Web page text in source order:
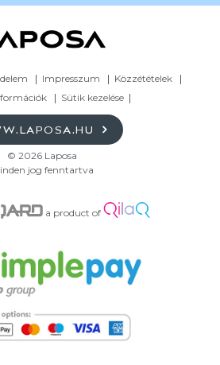
Impresszum
Közzétételek
Sütik kezelése
© 2026 Laposa
jog fenntartva
a product of